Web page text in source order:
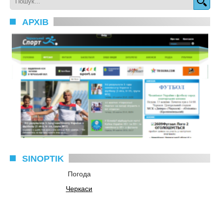
АРХІВ
SINOPTIK
Погода
Черкаси